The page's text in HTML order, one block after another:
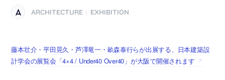
ARCHITECTURE EXHIBITION
藤本壮介・平田晃久・芦澤竜一・畝森泰行らが出展する、日本建築設
計学会の展覧会「4×4 / Under40 Over40」が大阪で開催されます